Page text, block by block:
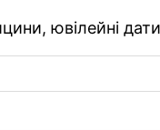
ювілейні